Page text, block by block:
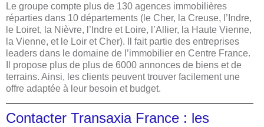
Le groupe compte plus de 130 agences immobilières
réparties dans 10 départements (le Cher, la Creuse, l’Indre,
le Loiret, la Nièvre, l’Indre et Loire, l’Allier, la Haute Vienne,
la Vienne, et le Loir et Cher). Il fait partie des entreprises
leaders dans le domaine de l’immobilier en Centre France.
Il propose plus de plus de 6000 annonces de biens et de
terrains. Ainsi, les clients peuvent trouver facilement une
offre adaptée à leur besoin et budget.
Contacter Transaxia France : les